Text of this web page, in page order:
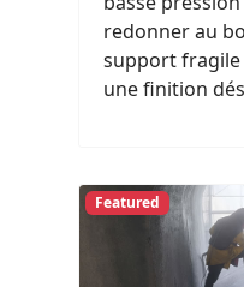
redonner au
support fragile
une finition
Featured